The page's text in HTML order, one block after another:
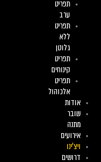
תפריט
ערב
תפריט
ללא
גלוטן
תפריט
קינוחים
תפריט
אלכוהול
אודות
שובר
מתנה
אירועים
ויצ’ינו
דרושים